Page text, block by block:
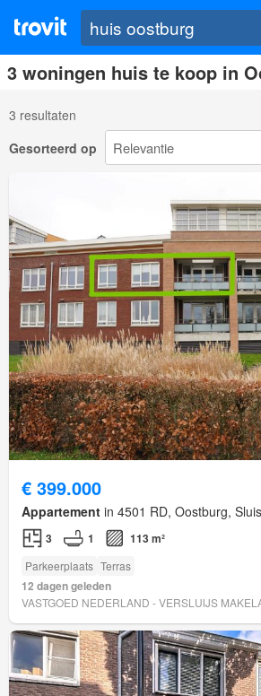
3 woningen huis te koop in
3 resultaten
Gesorteerd op
€ 399.000
Appartement in 4501 RD, Oostburg,
3 1 113 m²
Parkeerplaats Terras
12 dagen geleden
VASTGOED NEDERLAND - VERSLUIJS